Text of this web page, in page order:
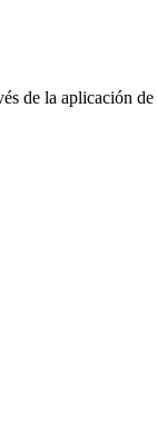
de la aplicación